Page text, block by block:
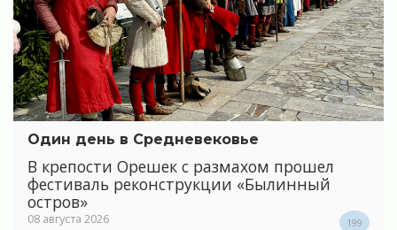
Один день в Средневековье
В крепости Орешек с размахом прошел
фестиваль реконструкции «Былинный
остров»
08 августа 2026 199